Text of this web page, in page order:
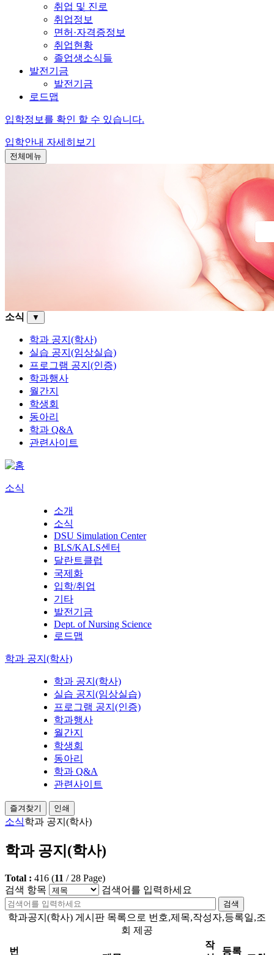
취업 및 진로
취업정보
면허·자격증정보
취업현황
졸업생소식들
발전기금
발전기금
로드맵
입학정보를 확인 할 수 있습니다.
입학안내 자세히보기
전체메뉴
소식 ▼
학과 공지(학사)
실습 공지(임상실습)
프로그램 공지(인증)
학과행사
월간지
학생회
동아리
학과 Q&A
관련사이트
소식
소개
소식
DSU Simulation Center
BLS/KALS센터
달란트클럽
국제화
입학/취업
기타
발전기금
Dept. of Nursing Science
로드맵
학과 공지(학사)
학과 공지(학사)
실습 공지(임상실습)
프로그램 공지(인증)
학과행사
월간지
학생회
동아리
학과 Q&A
관련사이트
즐겨찾기 인쇄
소식학과 공지(학사)
학과 공지(학사)
Total : 416 (11 / 28 Page)
검색 항목
검색어를 입력하세요
검색
학과공지(학사) 게시판 목록으로 번호,제목,작성자,등록일,조
회 제공
번
작
등록